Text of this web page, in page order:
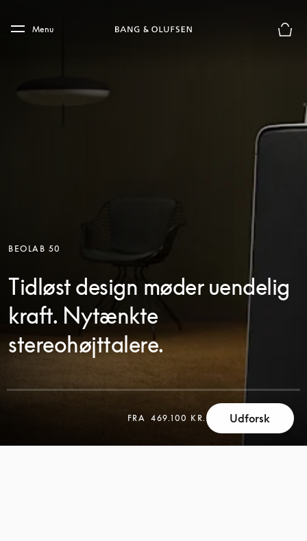
Skip to main footer
Menu
BEOLAB 50
Tidløst design møder uendelig
kraft. Nytænkte
stereohøjttalere.
FRA 469.100 KR. Udforsk